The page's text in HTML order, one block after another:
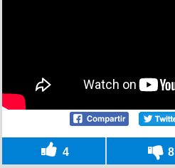
4 8